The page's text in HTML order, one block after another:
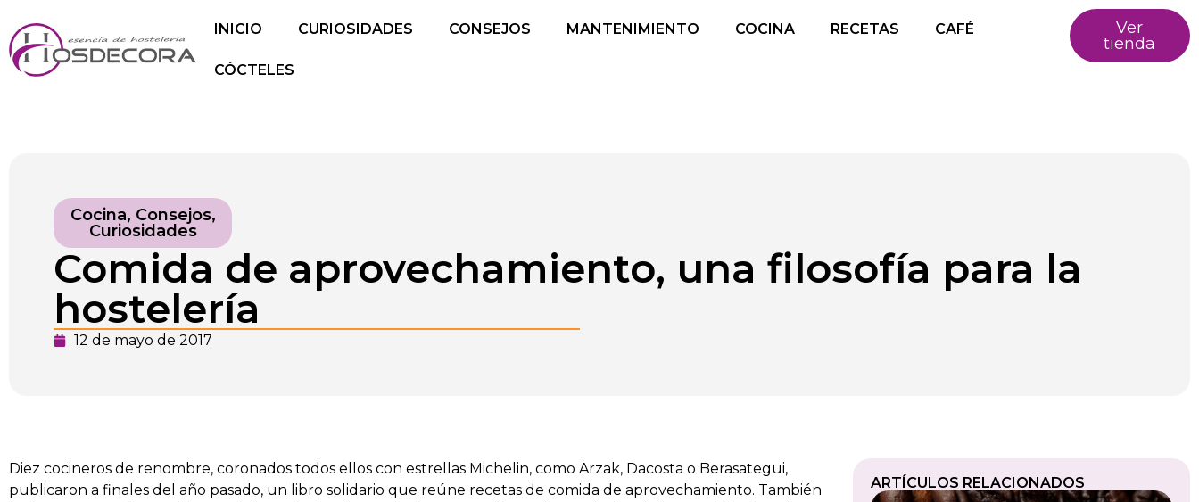
INICIO CURIOSIDADES CONSEJOS MANTENIMIENTO COCINA RECETAS CAFÉ
CÓCTELES
Ver
tienda
Cocina, Consejos,
Curiosidades
Comida de aprovechamiento, una filosofía para la
hostelería
12 de mayo de 2017
Diez cocineros de renombre, coronados todos ellos con estrellas Michelin, como Arzak, Dacosta o Berasategui,
publicaron a finales del año pasado, un libro solidario que reúne recetas de comida de aprovechamiento. También
ARTÍCULOS RELACIONADOS